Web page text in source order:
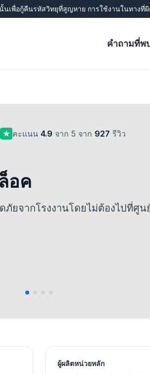
เพื่อกู้คืนรหัสวิทยุที่สูญหาย การใช้งานในทางที่
คำถามที่พ
คะแนน 4.9 จาก 5 จาก 927 รีวิว
อค
ภัยจากโรงงานโดยไม่ต้องไปที่ศู
ผู้ผลิตหน่วยหลัก